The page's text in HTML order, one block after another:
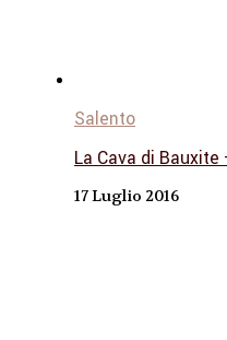
Salento
La Cava di
17 Luglio 2016